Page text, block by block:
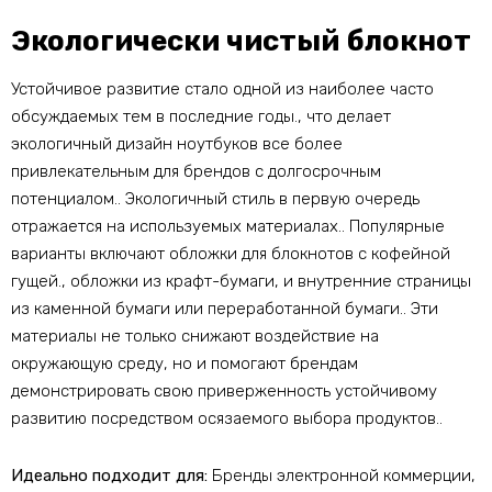
Экологически чистый блокнот
Устойчивое развитие стало одной из наиболее часто
обсуждаемых тем в последние годы., что делает
экологичный дизайн ноутбуков все более
привлекательным для брендов с долгосрочным
потенциалом.. Экологичный стиль в первую очередь
отражается на используемых материалах.. Популярные
варианты включают обложки для блокнотов с кофейной
гущей., обложки из крафт-бумаги, и внутренние страницы
из каменной бумаги или переработанной бумаги.. Эти
материалы не только снижают воздействие на
окружающую среду, но и помогают брендам
демонстрировать свою приверженность устойчивому
развитию посредством осязаемого выбора продуктов..
Идеально подходит для: Бренды электронной коммерции,